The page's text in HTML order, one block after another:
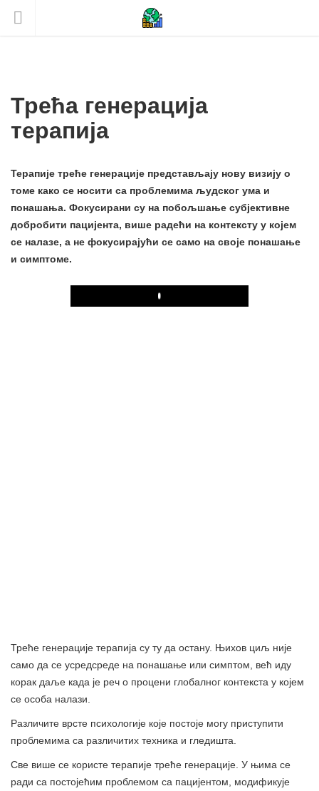
Трећа генерација
терапија
Терапије треће генерације представљају нову визију о
томе како се носити са проблемима људског ума и
понашања. Фокусирани су на побољшање субјективне
добробити пацијента, више радећи на контексту у којем
се налазе, а не фокусирајући се само на своје понашање
и симптоме.
Play
Треће генерације терапија су ту да остану. Њихов циљ није
само да се усредсреде на понашање или симптом, већ иду
корак даље када је реч о процени глобалног контекста у којем
се особа налази.
Различите врсте психологије које постоје могу приступити
проблемима са различитих техника и гледишта.
Све више се користе терапије треће генерације. У њима се
ради са постојећим проблемом са пацијентом, модификује